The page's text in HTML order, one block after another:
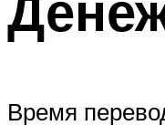
Время